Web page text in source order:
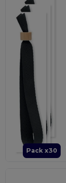
Pack x30